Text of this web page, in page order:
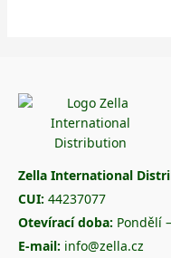
Zella International
CUI: 44237077
Otevírací doba: Pondělí
E-mail: info@zella.cz